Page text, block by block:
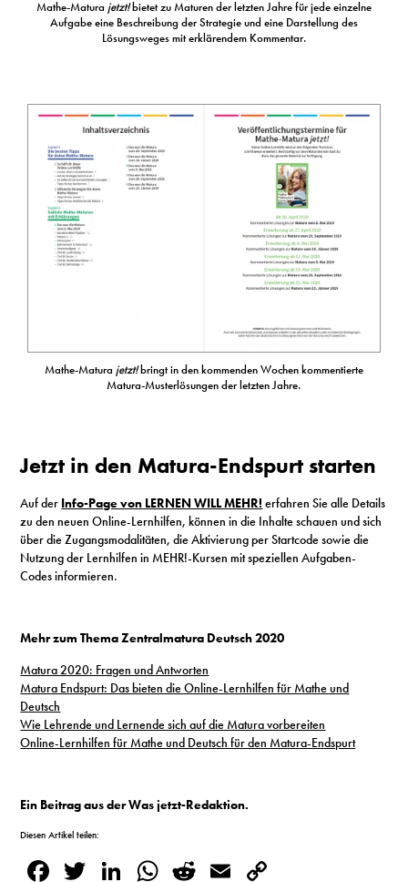
Mathe-Matura jetzt!bietet zu Maturen der letzten Jahre für jede einzelne
Aufgabe eine Beschreibung der Strategie und eine Darstellung des
Lösungsweges mit erklärendem Kommentar.
Mathe-Matura jetzt!bringt in den kommenden Wochen kommentierte
Matura-Musterlösungen der letzten Jahre.
Jetzt in den Matura-Endspurt starten
Auf der Info-Page von LERNEN WILL MEHR! erfahren Sie alle Details
zu den neuen Online-Lernhilfen, können in die Inhalte schauen und sich
über die Zugangsmodalitäten, die Aktivierung per Startcode sowie die
Nutzung der Lernhilfen in MEHR!-Kursen mit speziellen Aufgaben-
Codes informieren.
Mehr zum Thema Zentralmatura Deutsch 2020
Matura 2020: Fragen und Antworten
Matura Endspurt: Das bieten die Online-Lernhilfen für Mathe und
Deutsch
Wie Lehrende und Lernende sich auf die Matura vorbereiten
Online-Lernhilfen für Mathe und Deutsch für den Matura-Endspurt
Ein Beitrag aus der Was jetzt-Redaktion.
Diesen Artikel teilen:
Facebook
TwitterLinkedIn
WhatsApp
Reddit
Email